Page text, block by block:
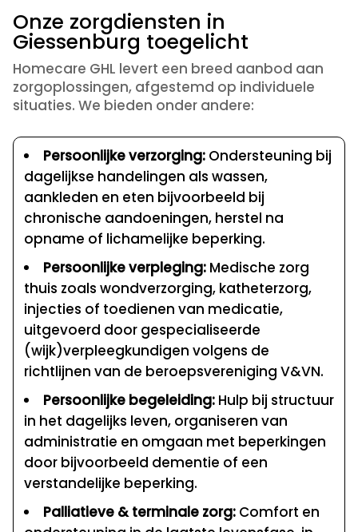
Onze zorgdiensten in
Giessenburg toegelicht
Homecare GHL levert een breed aanbod aan
zorgoplossingen, afgestemd op individuele
situaties. We bieden onder andere:
Persoonlijke verzorging: Ondersteuning bij
dagelijkse handelingen als wassen,
aankleden en eten bijvoorbeeld bij
chronische aandoeningen, herstel na
opname of lichamelijke beperking.
Persoonlijke verpleging: Medische zorg
thuis zoals wondverzorging, katheterzorg,
injecties of toedienen van medicatie,
uitgevoerd door gespecialiseerde
(wijk)verpleegkundigen volgens de
richtlijnen van de beroepsvereniging V&VN.
Persoonlijke begeleiding: Hulp bij structuur
in het dagelijks leven, organiseren van
administratie en omgaan met beperkingen
door bijvoorbeeld dementie of een
verstandelijke beperking.
Palliatieve & terminale zorg: Comfort en